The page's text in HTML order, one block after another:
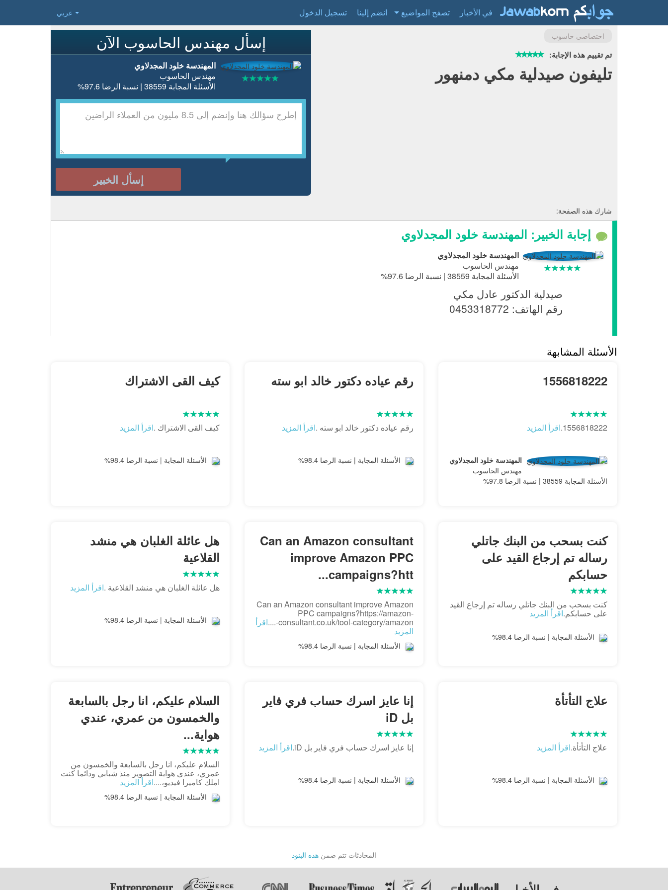
عربي في الأخبار تصفح المواضيع انضم إلينا تسجيل الدخول
إسأل مهندس الحاسوب الآن
المهندسة خلود المجدلاوي
مهندس الحاسوب
الأسئلة المجابة 38559 | نسبة الرضا 97.6%
إسأل الخبير
اختصاصي حاسوب
تم تقييم هذه الإجابة:
تليفون صيدلية مكي دمنهور
شارك هذه الصفحة:
إجابة الخبير: المهندسة خلود المجدلاوي
المهندسة خلود المجدلاوي
مهندس الحاسوب
الأسئلة المجابة 38559 | نسبة الرضا 97.6%
صيدلية الدكتور عادل مكي
رقم الهاتف: 0453318772
الأسئلة المشابهة
1556818222
1556818222. اقرأ المزيد
المهندسة خلود المجدلاوي
مهندس الحاسوب
الأسئلة المجابة 38559 | نسبة الرضا 97.8%
رقم عياده دكتور خالد ابو سته
رقم عياده دكتور خالد ابو سته .اقرأ المزيد
الأسئلة المجابة | نسبة الرضا 98.4%
كيف القى الاشتراك
كيف القى الاشتراك .اقرأ المزيد
الأسئلة المجابة | نسبة الرضا 98.4%
كنت بسحب من البنك جاتلي
رساله تم إرجاع القيد على
حسابكم
كنت بسحب من البنك جاتلي رساله تم إرجاع القيد
على حسابكم.اقرأ المزيد
الأسئلة المجابة | نسبة الرضا 98.4%
Can an Amazon consultant
improve Amazon PPC
campaigns?htt...
Can an Amazon consultant improve Amazon
PPC campaigns?https://amazon-
consultant.co.uk/tool-category/amazon-.... اقرأ
المزيد
الأسئلة المجابة | نسبة الرضا 98.4%
هل عائلة الغلبان هي منشد
القلاعية
هل عائلة الغلبان هي منشد القلاعية .اقرأ المزيد
الأسئلة المجابة | نسبة الرضا 98.4%
علاج التأتأة
علاج التأتأة.اقرأ المزيد
الأسئلة المجابة | نسبة الرضا 98.4%
إنا عايز اسرك حساب فري فاير
بل iD
إنا عايز اسرك حساب فري فاير بل iD. اقرأ المزيد
الأسئلة المجابة | نسبة الرضا 98.4%
السلام عليكم، انا رجل بالسابعة
والخمسون من عمري، عندي
هواية...
السلام عليكم، انا رجل بالسابعة والخمسون من
عمري، عندي هواية التصوير منذ شبابي ودائما كنت
املك كاميرا فيديو،....اقرأ المزيد
الأسئلة المجابة | نسبة الرضا 98.4%
المحادثات تتم ضمن هذه البنود